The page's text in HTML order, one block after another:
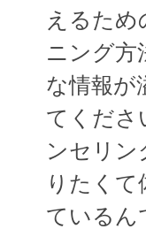
えるため
ニング
な情報が
てくださ
ンセリン
りたく
ているん